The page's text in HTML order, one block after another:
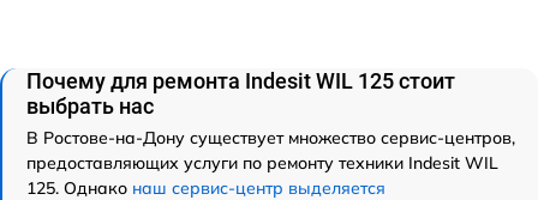
Почему для ремонта Indesit WIL 125 стоит
выбрать нас
В Ростове-на-Дону существует множество сервис-центров,
предоставляющих услуги по ремонту техники Indesit WIL
125. Однако наш сервис-центр выделяется